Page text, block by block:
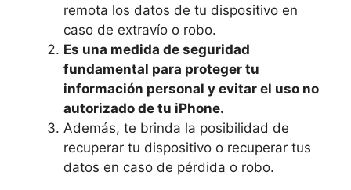
remota ‌los datos de tu dispositivo en⁣
caso de extravío o robo.
Es una‍ medida⁢ de ⁤seguridad
fundamental⁣ para proteger tu
información​ personal y ​evitar​ el uso no
autorizado ⁢de tu iPhone.
Además, te brinda la posibilidad⁤ de⁢
recuperar‍ tu dispositivo o recuperar tus‌
datos⁤ en caso de pérdida ⁢o robo.